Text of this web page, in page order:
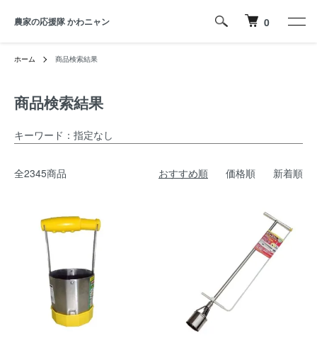
農家の応援隊 かわニャン 0
ホーム 商品検索結果
商品検索結果
キーワード：指定なし
全2345商品 おすすめ順 価格順 新着順